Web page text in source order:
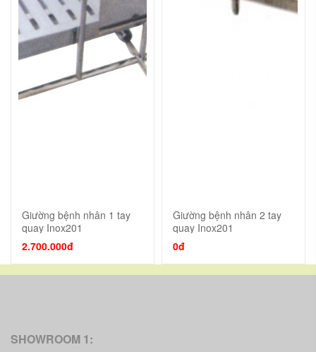
Giường bệnh nhân 1 tay
quay Inox201
2.700.000đ
Giường bệnh nhân 2 tay
quay Inox201
0đ
SHOWROOM 1: